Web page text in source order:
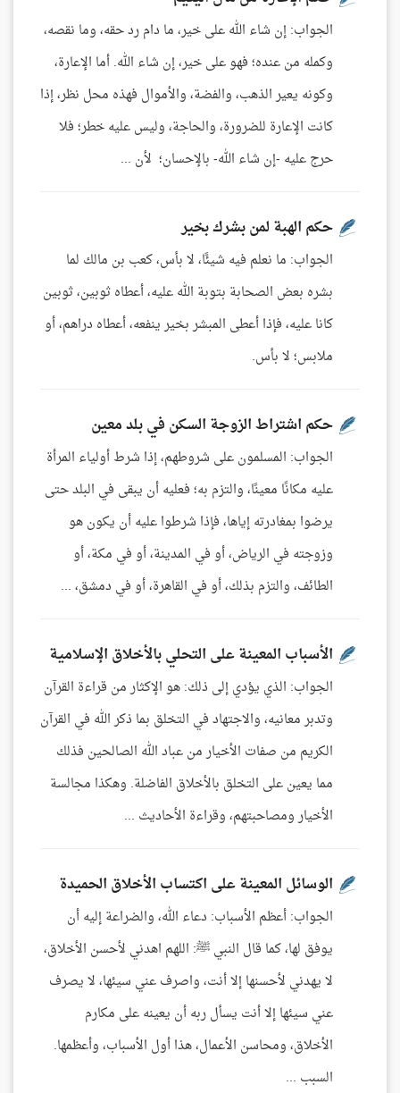
الجواب: إن شاء الله على خير، ما دام رد حقه، وما نقصه،
وكمله من عنده؛ فهو على خير، إن شاء الله. أما الإعارة،
وكونه يعير الذهب، والفضة، والأموال فهذه محل نظر، إذا
كانت الإعارة للضرورة، والحاجة، وليس عليه خطر؛ فلا
حرج عليه -إن شاء الله- بالإحسان؛ لأن ...
حكم الهبة لمن بشرك بخير
الجواب: ما نعلم فيه شيئًا، لا بأس، كعب بن مالك لما
بشره بعض الصحابة بتوبة الله عليه، أعطاه ثوبين، ثوبين
كانا عليه، فإذا أعطى المبشر بخير ينفعه، أعطاه دراهم، أو
ملابس؛ لا بأس.
حكم اشتراط الزوجة السكن في بلد معين
الجواب: المسلمون على شروطهم، إذا شرط أولياء المرأة
عليه مكانًا معينًا، والتزم به؛ فعليه أن يبقى في البلد حتى
يرضوا بمغادرته إياها، فإذا شرطوا عليه أن يكون هو
وزوجته في الرياض، أو في المدينة، أو في مكة، أو
الطائف، والتزم بذلك، أو في القاهرة، أو في دمشق، ...
الأسباب المعينة على التحلي بالأخلاق الإسلامية
الجواب: الذي يؤدي إلى ذلك: هو الإكثار من قراءة القرآن
وتدبر معانيه، والاجتهاد في التخلق بما ذكر الله في القرآن
الكريم من صفات الأخيار من عباد الله الصالحين فذلك
مما يعين على التخلق بالأخلاق الفاضلة. وهكذا مجالسة
الأخيار ومصاحبتهم، وقراءة الأحاديث ...
الوسائل المعينة على اكتساب الأخلاق الحميدة
الجواب: أعظم الأسباب: دعاء الله، والضراعة إليه أن
يوفق لها، كما قال النبي ﷺ: اللهم اهدني لأحسن الأخلاق،
لا يهدني لأحسنها إلا أنت، واصرف عني سيئها، لا يصرف
عني سيئها إلا أنت يسأل ربه أن يعينه على مكارم
الأخلاق، ومحاسن الأعمال، هذا أول الأسباب، وأعظمها.
السبب ...